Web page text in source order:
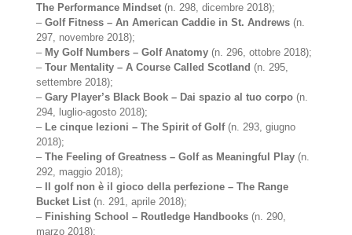
The Performance Mindset (n. 298, dicembre 2018);
–Golf Fitness – An American Caddie in St. Andrews (n.
297, novembre 2018);
– My Golf Numbers – Golf Anatomy (n. 296, ottobre 2018);
–Tour Mentality – A Course Called Scotland (n. 295,
settembre 2018);
–Gary Player’s Black Book – Dai spazio al tuo corpo (n.
294, luglio-agosto 2018);
– Le cinque lezioni – The Spirit of Golf(n. 293, giugno
2018);
–The Feeling of Greatness – Golf as Meaningful Play (n.
292, maggio 2018);
–
Il golf non è il gioco della perfezione – The Range
Bucket List (n. 291, aprile 2018);
– Finishing School – Routledge Handbooks (n. 290,
marzo 2018);